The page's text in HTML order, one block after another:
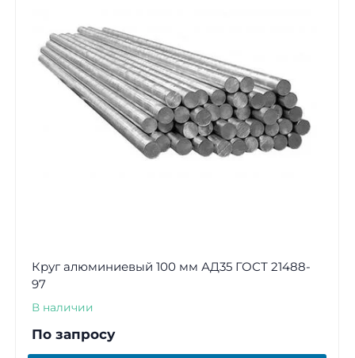
Круг алюминиевый 100 мм АД35 ГОСТ 21488-
97
В наличии
По запросу